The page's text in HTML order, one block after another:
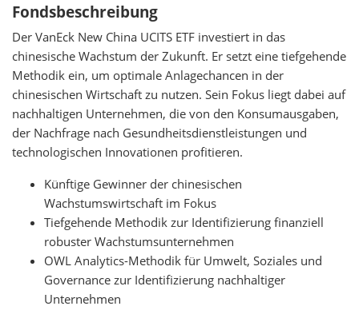
Fondsbeschreibung
Der VanEck New China UCITS ETF investiert in das
chinesische Wachstum der Zukunft. Er setzt eine tiefgehende
Methodik ein, um optimale Anlagechancen in der
chinesischen Wirtschaft zu nutzen. Sein Fokus liegt dabei auf
nachhaltigen Unternehmen, die von den Konsumausgaben,
der Nachfrage nach Gesundheitsdienstleistungen und
technologischen Innovationen profitieren.
Künftige Gewinner der chinesischen
Wachstumswirtschaft im Fokus
Tiefgehende Methodik zur Identifizierung finanziell
robuster Wachstumsunternehmen
OWL Analytics-Methodik für Umwelt, Soziales und
Governance zur Identifizierung nachhaltiger
Unternehmen